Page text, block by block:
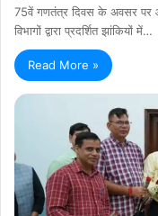
75वें गणतंत्र दिवस के अवसर पर
विभागों द्वारा प्रदर्शित झांकियों में…
Read More »